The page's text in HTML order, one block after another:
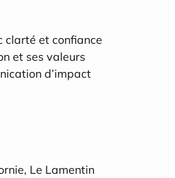
clarté et confiance
et ses valeurs
d’impact
Le Lamentin